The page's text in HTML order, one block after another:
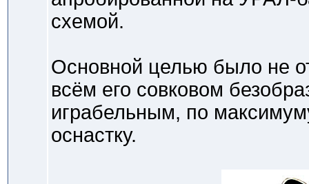
схемой.
Основной целью было не
всём его совковом
играбельным, по
оснастку.